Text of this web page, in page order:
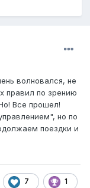
волновался, не
правил по зрению
Все прошел!
но по
поездки и
7 1